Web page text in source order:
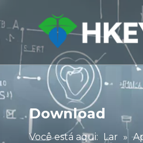
Download
Você está aqui: Lar »